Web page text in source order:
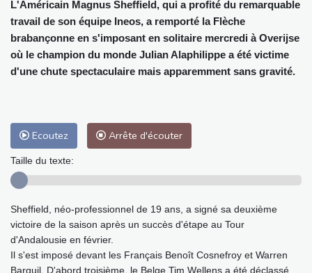
L'Américain Magnus Sheffield, qui a profité du remarquable
travail de son équipe Ineos, a remporté la Flèche
brabançonne en s'imposant en solitaire mercredi à Overijse
où le champion du monde Julian Alaphilippe a été victime
d'une chute spectaculaire mais apparemment sans gravité.
Ecoutez Arrête d'écouter
Taille du texte:
Sheffield, néo-professionnel de 19 ans, a signé sa deuxième
victoire de la saison après un succès d'étape au Tour
d'Andalousie en février.
Il s'est imposé devant les Français Benoît Cosnefroy et Warren
Barguil. D'abord troisième, le Belge Tim Wellens a été déclassé